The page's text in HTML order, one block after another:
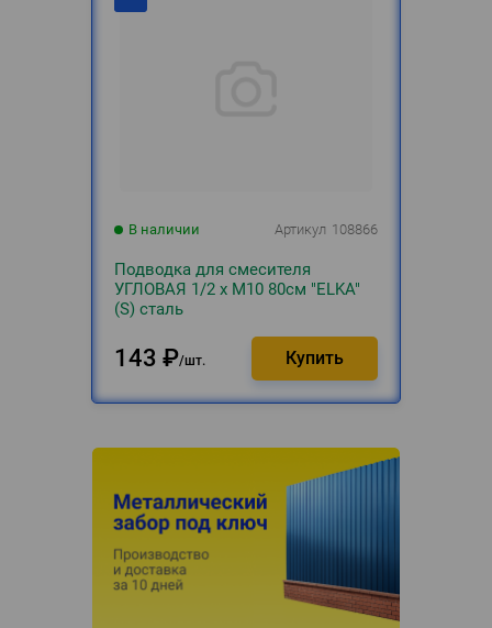
В наличии Артикул 108866
Подводка для смесителя
УГЛОВАЯ 1/2 х М10 80см "ELKA"
(S) сталь
143 ₽ шт.